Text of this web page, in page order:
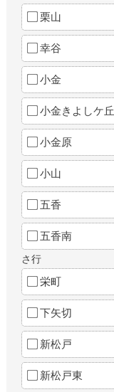
栗山
幸谷
小金
小金きよしケ丘
小金原
小山
五香
五香南
さ行
栄町
下矢切
新松戸
新松戸東